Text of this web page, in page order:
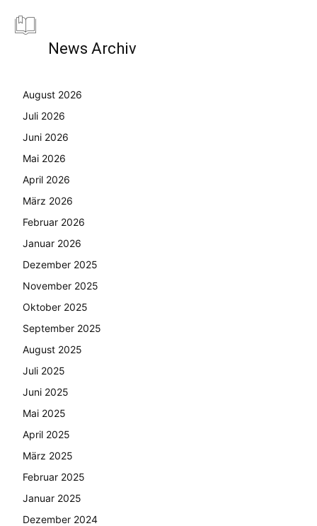
News Archiv
August 2026
Juli 2026
Juni 2026
Mai 2026
April 2026
März 2026
Februar 2026
Januar 2026
Dezember 2025
November 2025
Oktober 2025
September 2025
August 2025
Juli 2025
Juni 2025
Mai 2025
April 2025
März 2025
Februar 2025
Januar 2025
Dezember 2024